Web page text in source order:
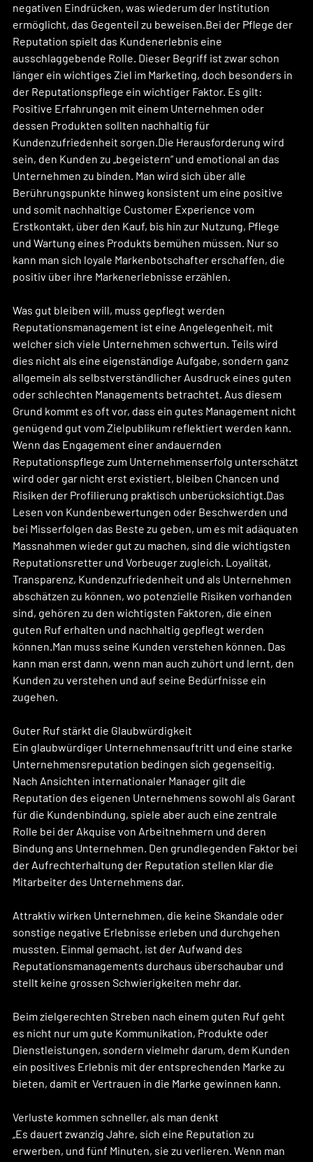
negativen Eindrücken, was wiederum der Institution
ermöglicht, das Gegenteil zu beweisen.Bei der Pflege der
Reputation spielt das Kundenerlebnis eine
ausschlaggebende Rolle. Dieser Begriff ist zwar schon
länger ein wichtiges Ziel im Marketing, doch besonders in
der Reputationspflege ein wichtiger Faktor. Es gilt:
Positive Erfahrungen mit einem Unternehmen oder
dessen Produkten sollten nachhaltig für
Kundenzufriedenheit sorgen.Die Herausforderung wird
sein, den Kunden zu „begeistern“ und emotional an das
Unternehmen zu binden. Man wird sich über alle
Berührungspunkte hinweg konsistent um eine positive
und somit nachhaltige Customer Experience vom
Erstkontakt, über den Kauf, bis hin zur Nutzung, Pflege
und Wartung eines Produkts bemühen müssen. Nur so
kann man sich loyale Markenbotschafter erschaffen, die
positiv über ihre Markenerlebnisse erzählen.
Was gut bleiben will, muss gepflegt werden
Reputationsmanagement ist eine Angelegenheit, mit
welcher sich viele Unternehmen schwertun. Teils wird
dies nicht als eine eigenständige Aufgabe, sondern ganz
allgemein als selbstverständlicher Ausdruck eines guten
oder schlechten Managements betrachtet. Aus diesem
Grund kommt es oft vor, dass ein gutes Management nicht
genügend gut vom Zielpublikum reflektiert werden kann.
Wenn das Engagement einer andauernden
Reputationspflege zum Unternehmenserfolg unterschätzt
wird oder gar nicht erst existiert, bleiben Chancen und
Risiken der Profilierung praktisch unberücksichtigt.Das
Lesen von Kundenbewertungen oder Beschwerden und
bei Misserfolgen das Beste zu geben, um es mit adäquaten
Massnahmen wieder gut zu machen, sind die wichtigsten
Reputationsretter und Vorbeuger zugleich. Loyalität,
Transparenz, Kundenzufriedenheit und als Unternehmen
abschätzen zu können, wo potenzielle Risiken vorhanden
sind, gehören zu den wichtigsten Faktoren, die einen
guten Ruf erhalten und nachhaltig gepflegt werden
können.Man muss seine Kunden verstehen können. Das
kann man erst dann, wenn man auch zuhört und lernt, den
Kunden zu verstehen und auf seine Bedürfnisse ein
zugehen.
Guter Ruf stärkt die Glaubwürdigkeit
Ein glaubwürdiger Unternehmensauftritt und eine starke
Unternehmensreputation bedingen sich gegenseitig.
Nach Ansichten internationaler Manager gilt die
Reputation des eigenen Unternehmens sowohl als Garant
für die Kundenbindung, spiele aber auch eine zentrale
Rolle bei der Akquise von Arbeitnehmern und deren
Bindung ans Unternehmen. Den grundlegenden Faktor bei
der Aufrechterhaltung der Reputation stellen klar die
Mitarbeiter des Unternehmens dar.
Attraktiv wirken Unternehmen, die keine Skandale oder
sonstige negative Erlebnisse erleben und durchgehen
mussten. Einmal gemacht, ist der Aufwand des
Reputationsmanagements durchaus überschaubar und
stellt keine grossen Schwierigkeiten mehr dar.
Beim zielgerechten Streben nach einem guten Ruf geht
es nicht nur um gute Kommunikation, Produkte oder
Dienstleistungen, sondern vielmehr darum, dem Kunden
ein positives Erlebnis mit der entsprechenden Marke zu
bieten, damit er Vertrauen in die Marke gewinnen kann.
Verluste kommen schneller, als man denkt
„Es dauert zwanzig Jahre, sich eine Reputation zu
erwerben, und fünf Minuten, sie zu verlieren. Wenn man